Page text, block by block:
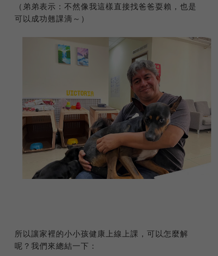
（弟弟表示：不然像我這樣直接找爸爸耍賴，也是
可以成功翹課滴～）
所以讓家裡的小小孩健康上線上課，可以怎麼解
呢？我們來總結一下：